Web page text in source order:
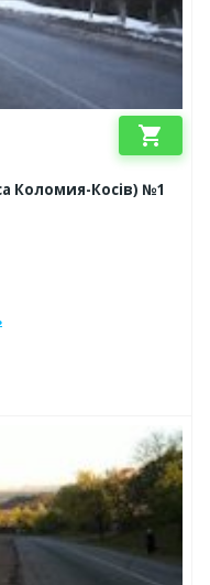
shopping_cart
Коломия-Косів) №1